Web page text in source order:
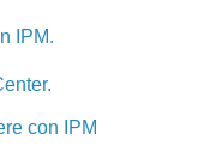
IPM.
con IPM